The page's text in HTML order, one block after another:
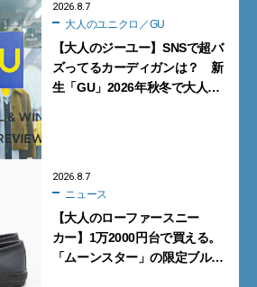
2026.8.7
大人のユニクロ／GU
【大人のジーユー】SNSで超バ
ズってるカーディガンは？ 新
生「GU」2026年秋冬で大人メ
2026.8.7
ニュース
【大人のローファースニー
カー】1万2000円台で買える。
「ムーンスター」の限定ブルー